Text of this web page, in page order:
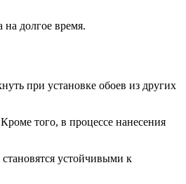
долгое время.
при установке обоев из других
того, в процессе нанесения
устойчивыми к